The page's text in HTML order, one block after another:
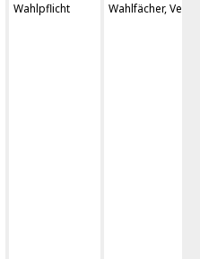
Wahlpflicht Wahlfächer,